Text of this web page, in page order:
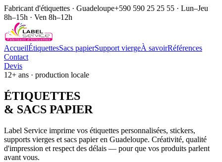
Fabricant d'étiquettes · Guadeloupe+590 590 25 25 55 · Lun–Jeu
8h–15h · Ven 8h–12h
AccueilÉtiquettesSacs papierSupport viergeÀ savoirRéférences
Contact
Devis
12+ ans · production locale
ÉTIQUETTES
& SACS PAPIER
Label Service imprime vos étiquettes personnalisées, stickers,
supports vierges et sacs papier en Guadeloupe. Créativité, qualité
d'impression et respect des délais — pour que vos produits parlent
avant vous.